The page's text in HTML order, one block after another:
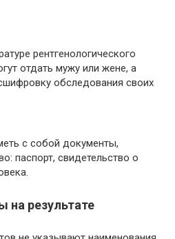
рентгенологического
отдать мужу или жене, а
обследования своих
с собой документы,
паспорт, свидетельство о
на результате